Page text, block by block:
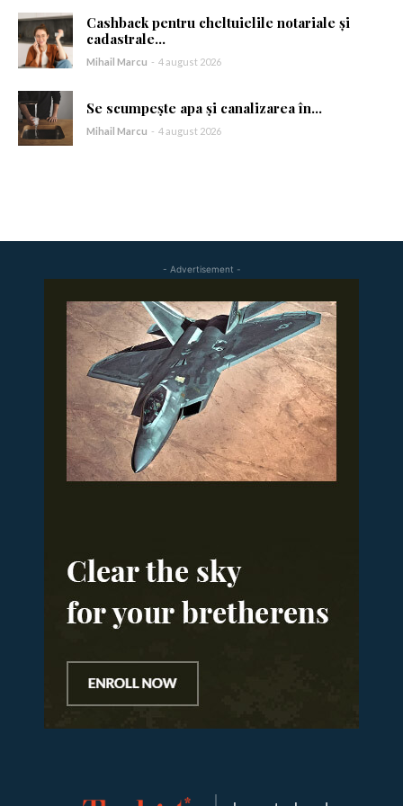
Am citit și accept Politica de confidențialitate
Cashback pentru cheltuielile notariale și
cadastrale...
Mihail Marcu - 4 august 2026
Se scumpește apa și canalizarea în...
Mihail Marcu - 4 august 2026
- Advertisement -